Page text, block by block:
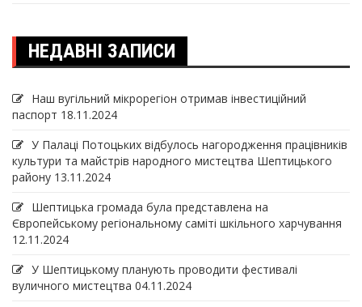
НЕДАВНІ ЗАПИСИ
Наш вугільний мікрорегіон отримав інвеcтиційний
паспорт 18.11.2024
У Палаці Потоцьких відбулось нагородження працівників
культури та майстрів народного мистецтва Шептицького
району 13.11.2024
Шептицька громада була представлена на
Європейському регіональному саміті шкільного харчування
12.11.2024
У Шептицькому планують проводити фестивалі
вуличного мистецтва 04.11.2024